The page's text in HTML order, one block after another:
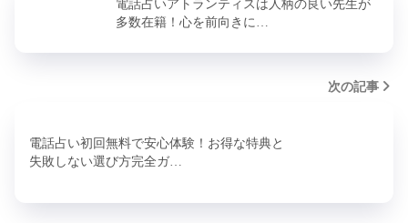
電話占いアトランティスは人柄の良い先生が
多数在籍！心を前向きに…
次の記事
電話占い初回無料で安心体験！お得な特典と
失敗しない選び方完全ガ…